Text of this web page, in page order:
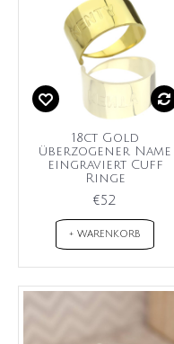
18ct Gold
überzogener Name
eingraviert Cuff
Ringe
€52
+ WARENKORB